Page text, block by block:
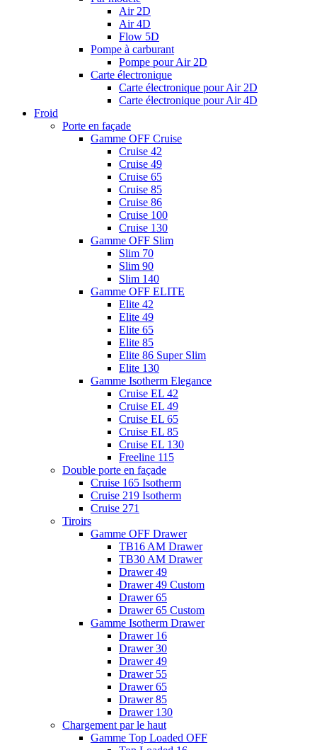
Air 2D
Air 4D
Flow 5D
Pompe à carburant
Pompe pour Air 2D
Carte électronique
Carte électronique pour Air 2D
Carte électronique pour Air 4D
Froid
Porte en façade
Gamme OFF Cruise
Cruise 42
Cruise 49
Cruise 65
Cruise 85
Cruise 86
Cruise 100
Cruise 130
Gamme OFF Slim
Slim 70
Slim 90
Slim 140
Gamme OFF ELITE
Elite 42
Elite 49
Elite 65
Elite 85
Elite 86 Super Slim
Elite 130
Gamme Isotherm Elegance
Cruise EL 42
Cruise EL 49
Cruise EL 65
Cruise EL 85
Cruise EL 130
Freeline 115
Double porte en façade
Cruise 165 Isotherm
Cruise 219 Isotherm
Cruise 271
Tiroirs
Gamme OFF Drawer
TB16 AM Drawer
TB30 AM Drawer
Drawer 49
Drawer 49 Custom
Drawer 65
Drawer 65 Custom
Gamme Isotherm Drawer
Drawer 16
Drawer 30
Drawer 49
Drawer 55
Drawer 65
Drawer 85
Drawer 130
Chargement par le haut
Gamme Top Loaded OFF